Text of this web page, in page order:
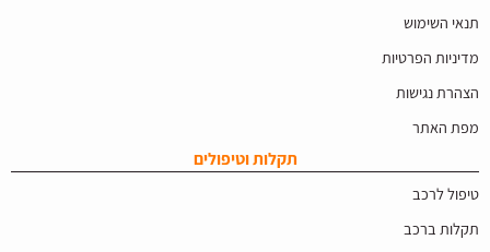
תנאי השימוש
מדיניות הפרטיות
הצהרת נגישות
מפת האתר
תקלות וטיפולים
טיפול לרכב
תקלות ברכב